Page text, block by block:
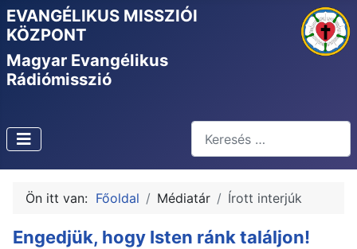
EVANGÉLIKUS MISSZIÓI
KÖZPONT
Magyar Evangélikus
Rádiómisszió
Type 2 or more characters
Ön itt van: Főoldal Médiatár Írott interjúk
Engedjük, hogy Isten ránk találjon!